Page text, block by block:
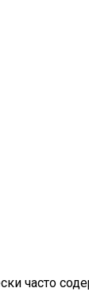
часто